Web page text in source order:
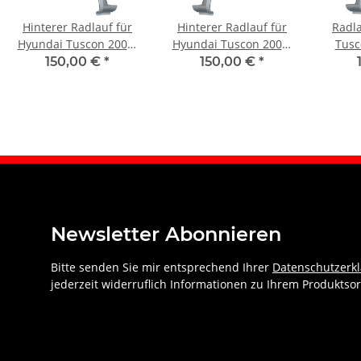
Hinterer Radlauf für
Hyundai Tuscon 2004-
2010 rechts
150,00 € *
Hinterer Radlauf für
Hyundai Tuscon 2004-
2010 links
150,00 € *
Newsletter Abonnieren
Bitte senden Sie mir entsprechend Ihrer
jederzeit widerruflich Informationen zu Ihrem